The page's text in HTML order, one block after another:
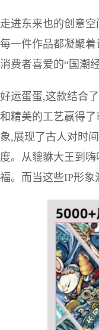
走进东来也的创意
每一件作品都凝聚着
消费者喜爱的“国潮经
好运蛋蛋,这款结合
和精美的工艺赢得
象,展现了古人对时
度。从貔貅大王到
福。而当这些IP形象